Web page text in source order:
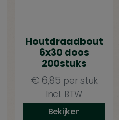
Houtdraadbout
6x30 doos
200stuks
€ 6,85 per stuk
Incl. BTW
Bekijken